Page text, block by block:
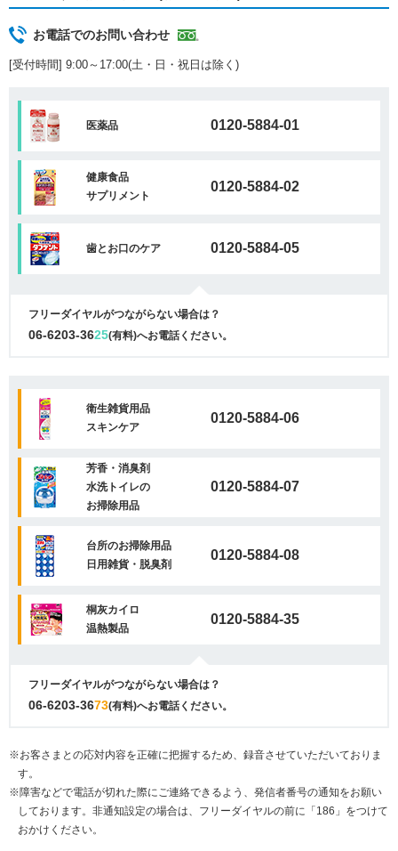
お電話でのお問い合わせ
[受付時間] 9:00～17:00(土・日・祝日は除く)
医薬品 0120-5884-01
健康食品
サプリメント
0120-5884-02
歯とお口のケア 0120-5884-05
フリーダイヤルがつながらない場合は？
06-6203-3625(有料)へお電話ください。
衛生雑貨用品
スキンケア
0120-5884-06
芳香・消臭剤
水洗トイレの
お掃除用品
0120-5884-07
台所のお掃除用品
日用雑貨・脱臭剤
0120-5884-08
桐灰カイロ
温熱製品
0120-5884-35
フリーダイヤルがつながらない場合は？
06-6203-3673(有料)へお電話ください。
※お客さまとの応対内容を正確に把握するため、録音させていただいておりま
す。
※障害などで電話が切れた際にご連絡できるよう、発信者番号の通知をお願い
しております。非通知設定の場合は、フリーダイヤルの前に「186」をつけて
おかけください。